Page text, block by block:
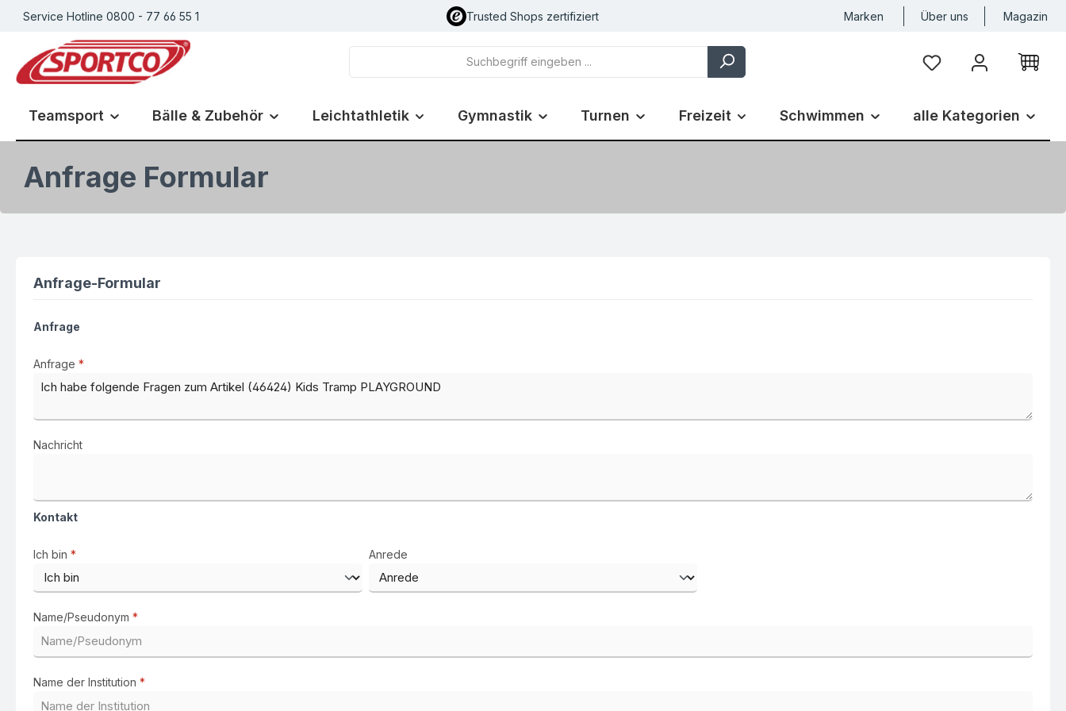
Hauptinhalt springen
Zur Suche springen
Zur Hauptnavigation springen
Service Hotline 0800 - 77 66 55 1 Trusted Shops zertifiziert Marken Über uns Magazin
Du hast 0 Produkte
Teamsport Bälle & Zubehör Leichtathletik Gymnastik Turnen Freizeit Schwimmen alle Kategorien
Anfrage Formular
Anfrage-Formular
Anfrage
Anfrage *
Nachricht
Kontakt
Ich bin * Anrede
Name/Pseudonym *
Name der Institution *